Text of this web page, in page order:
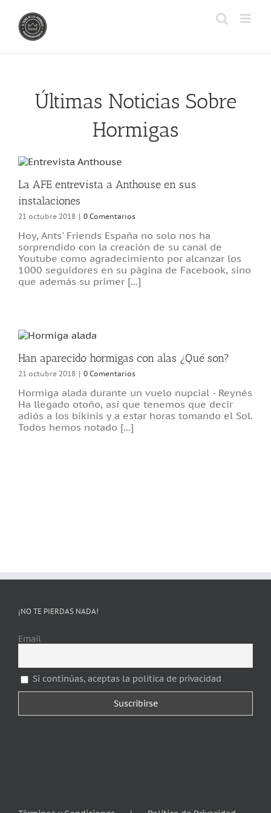
contenido
Últimas Noticias Sobre
Hormigas
La AFE entrevista a Anthouse en sus
instalaciones
21 octubre 2018 | 0 Comentarios
Hoy, Ants' Friends España no solo nos ha
sorprendido con la creación de su canal de
Youtube como agradecimiento por alcanzar los
1000 seguidores en su página de Facebook, sino
que además su primer [...]
Han aparecido hormigas con alas ¿Qué son?
21 octubre 2018 | 0 Comentarios
Hormiga alada durante un vuelo nupcial - Reynés
Ha llegado otoño, así que tenemos que decir
adiós a los bikinis y a estar horas tomando el Sol.
Todos hemos notado [...]
¡NO TE PIERDAS NADA!
Email
Si continúas, aceptas la política de privacidad